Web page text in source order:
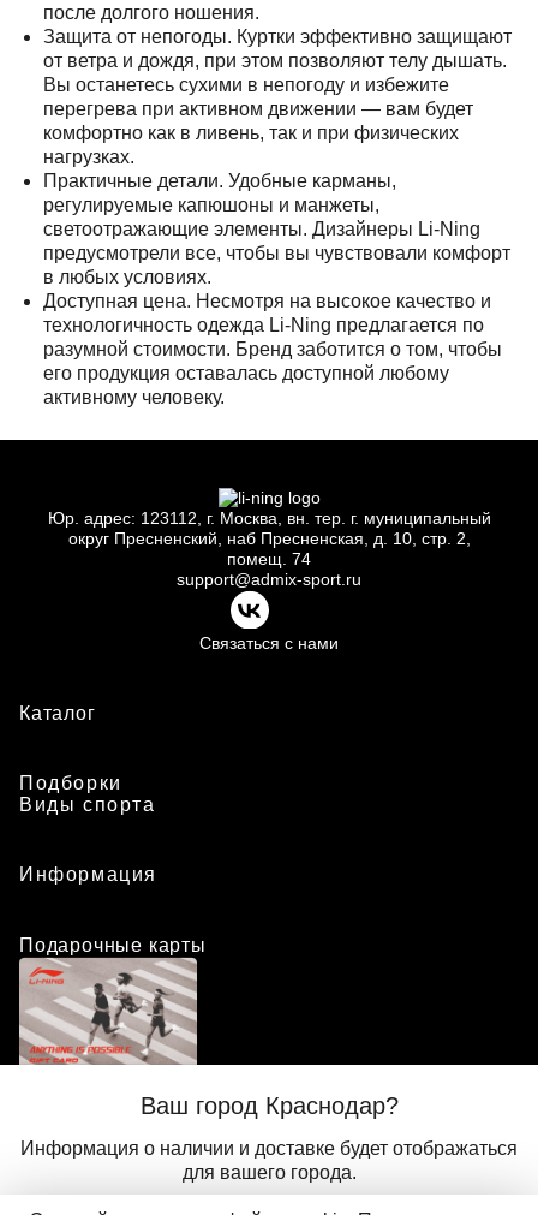
Ваш город Краснодар?
Информация о наличии и доставке будет отображаться
для вашего города.
после долгого ношения.
Защита от непогоды. Куртки эффективно защищают
от ветра и дождя, при этом позволяют телу дышать.
Вы останетесь сухими в непогоду и избежите
перегрева при активном движении — вам будет
комфортно как в ливень, так и при физических
нагрузках.
Практичные детали. Удобные карманы,
регулируемые капюшоны и манжеты,
светоотражающие элементы. Дизайнеры Li-Ning
предусмотрели все, чтобы вы чувствовали комфорт
в любых условиях.
Доступная цена. Несмотря на высокое качество и
технологичность одежда Li-Ning предлагается по
разумной стоимости. Бренд заботится о том, чтобы
его продукция оставалась доступной любому
активному человеку.
Юр. адрес: 123112, г. Москва, вн. тер. г. муниципальный
округ Пресненский, наб Пресненская, д. 10, стр. 2,
помещ. 74
support@admix-sport.ru
Связаться с нами
Каталог
Подборки
Виды спорта
Информация
Подарочные карты
Положение о программе лояльности
Присоединиться